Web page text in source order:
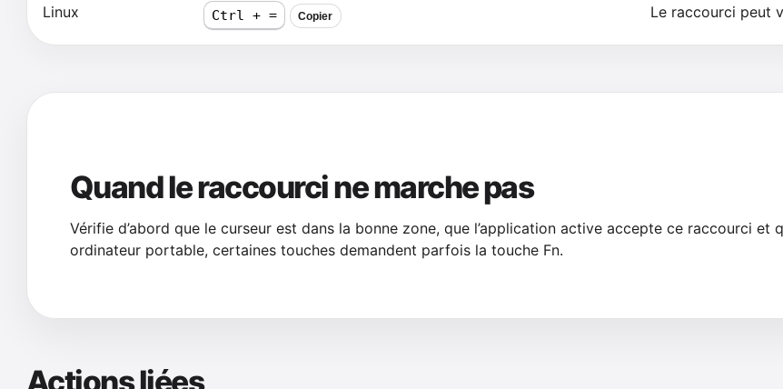
Linux Ctrl + = Copier Le raccourci peut
Quand le raccourci ne marche pas
Vérifie d’abord que le curseur est dans la bonne zone, que l’application active accepte ce raccourci et
ordinateur portable, certaines touches demandent parfois la touche Fn.
Actions liées